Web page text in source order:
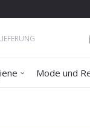
Mode und